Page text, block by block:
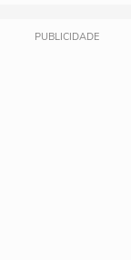
PUBLICIDADE